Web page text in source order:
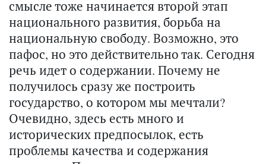
смысле тоже начинается второй этап
национального развития, борьба на
национальную свободу. Возможно, это
пафос, но это действительно так. Сегодня
речь идет о содержании. Почему не
получилось сразу же построить
государство, о котором мы мечтали?
Очевидно, здесь есть много и
исторических предпосылок, есть
проблемы качества и содержания